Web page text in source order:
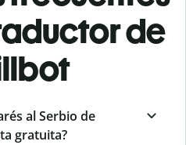
de
al Serbio de
gratuita?